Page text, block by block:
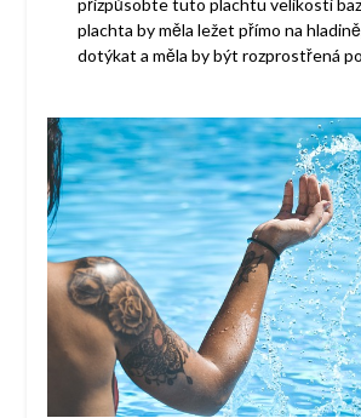
přizpůsobte tuto plachtu velikosti
plachta by měla ležet přímo na
dotýkat a měla by být rozprostřená